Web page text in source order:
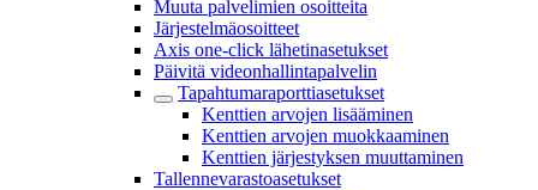
Muuta palvelimien osoitteita
Järjestelmäosoitteet
Axis one-click lähetinasetukset
Päivitä videonhallintapalvelin
Tapahtumaraporttiasetukset
Kenttien arvojen lisääminen
Kenttien arvojen muokkaaminen
Kenttien järjestyksen muuttaminen
Tallennevarastoasetukset